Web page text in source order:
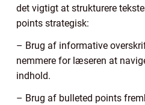
det vigtigt at strukturere
points strategisk:
– Brug af informative
nemmere for læseren at
indhold.
– Brug af bulleted points